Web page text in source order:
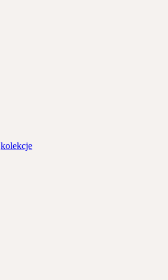
kolekcje